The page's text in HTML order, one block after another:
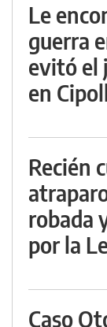
Le
guerra
evitó el
en
Recién
robada
por la
Caso